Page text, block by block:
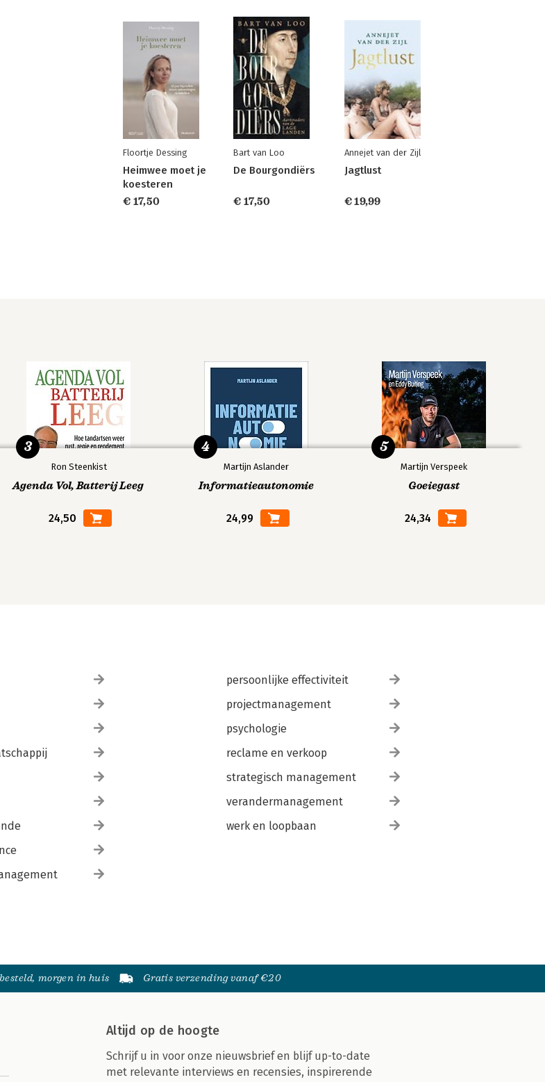
Floortje Dessing
Heimwee moet je
koesteren
€ 17,50
Bart van Loo
De Bourgondiërs
€ 17,50
Annejet van der Zijl
Jagtlust
€ 19,99
Ron Steenkist
Agenda Vol, Batterij Leeg
24,50
3
Martijn Aslander
Informatieautonomie
24,99
4
Martijn Verspeek
Goeiegast
24,34
5
persoonlijke effectiviteit
projectmanagement
psychologie
reclame en verkoop
strategisch management
verandermanagement
werk en loopbaan
morgen in huis Gratis verzending vanaf €20
Altijd op de hoogte
Schrijf u in voor onze nieuwsbrief en blijf up-to-date
met relevante interviews en recensies, inspirerende